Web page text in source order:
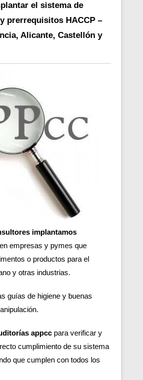
el sistema de
prerrequisitos HACCP –
Alicante, Castellón y
implantamos
en empresas y pymes que
o productos para el
y otras industrias.
guías de higiene y buenas
appcc para verificar y
cumplimiento de su sistema
que cumplen con todos los